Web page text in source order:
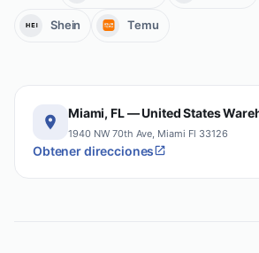
Shein Temu
Miami, FL — United States
1940 NW 70th Ave, Miami Fl 33126
Obtener direcciones